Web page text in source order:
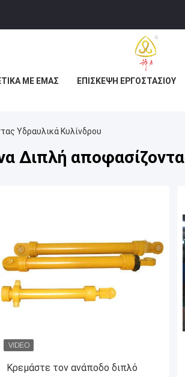
ΜΕ ΕΜΆΣ ΕΠΙΣΚΕΨΉ ΕΡΓΟΣΤΑΣΊΟΥ
Υδραυλικά Κυλίνδρου
Διπλή
Κρεμάστε τον ανάποδο διπλό